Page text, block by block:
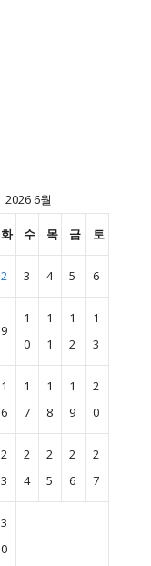
2026 6월
화 수 목 금 토
2 3 4 5 6
9
1
0
1
1
1
2
1
3
1
6
1
7
1
8
1
9
2
0
2
3
2
4
2
5
2
6
2
7
3
0